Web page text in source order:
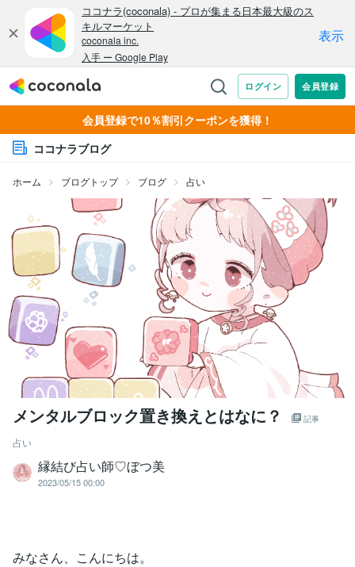
会員登録で10％割引クーポンを獲得！
ココナラブログ
ホーム ブログトップ ブログ 占い
メンタルブロック置き換えとはなに？ 記事
占い
縁結び占い師♡ぼつ美
2023/05/15 00:00
みなさん、こんにちは。